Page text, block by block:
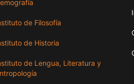
de Filosofía
de Historia
de Lengua, Literatura y